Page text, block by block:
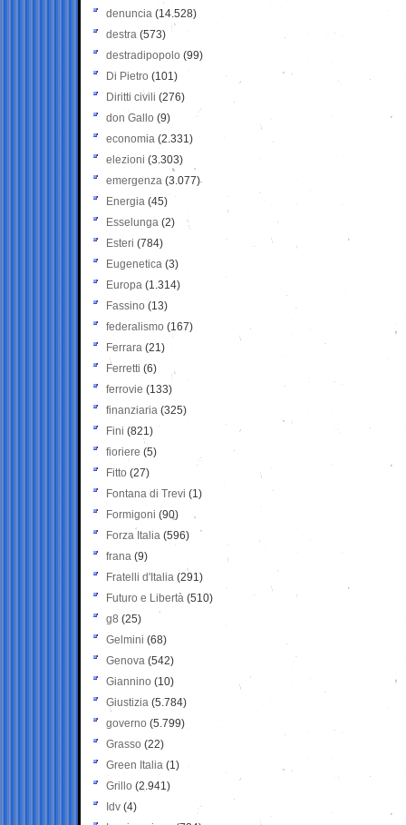
denuncia (14.528)
destra (573)
destradipopolo (99)
Di Pietro (101)
Diritti civili (276)
don Gallo (9)
economia (2.331)
elezioni (3.303)
emergenza (3.077)
Energia (45)
Esselunga (2)
Esteri (784)
Eugenetica (3)
Europa (1.314)
Fassino (13)
federalismo (167)
Ferrara (21)
Ferretti (6)
ferrovie (133)
finanziaria (325)
Fini (821)
fioriere (5)
Fitto (27)
Fontana di Trevi (1)
Formigoni (90)
Forza Italia (596)
frana (9)
Fratelli d'Italia (291)
Futuro e Libertà (510)
g8 (25)
Gelmini (68)
Genova (542)
Giannino (10)
Giustizia (5.784)
governo (5.799)
Grasso (22)
Green Italia (1)
Grillo (2.941)
Idv (4)